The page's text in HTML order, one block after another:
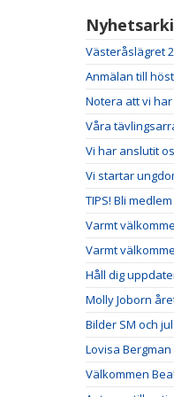
Västeråslägret
Anmälan till
Notera att vi
Våra
Vi har anslutit
Vi startar
TIPS! Bli
Varmt
Varmt
Håll dig
Molly Joborn
Bilder SM och
Lovisa
Välkommen Bea!